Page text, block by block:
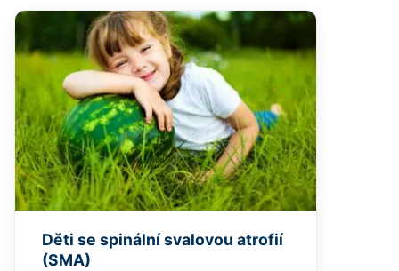
Děti se spinální svalovou atrofií
(SMA)